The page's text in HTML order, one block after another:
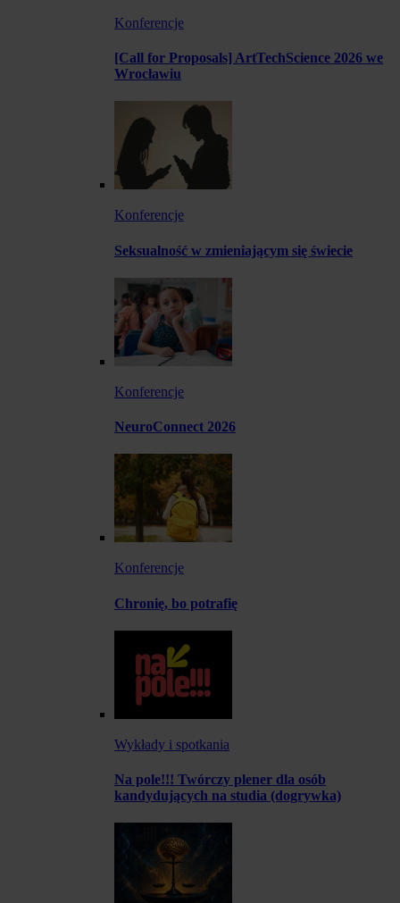
Konferencje
[Call for Proposals] ArtTechScience 2026 we
Wrocławiu
Konferencje
Seksualność w zmieniającym się świecie
Konferencje
NeuroConnect 2026
Konferencje
Chronię, bo potrafię
Wykłady i spotkania
Na pole!!! Twórczy plener dla osób
kandydujących na studia (dogrywka)